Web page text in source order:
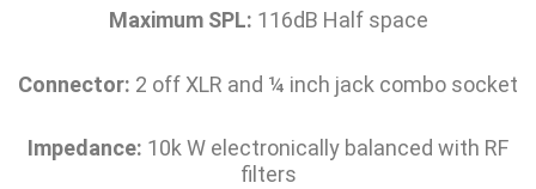
Maximum SPL: 116dB Half space
Connector: 2 off XLR and ¼ inch jack combo socket
Impedance: 10k W electronically balanced with RF
filters